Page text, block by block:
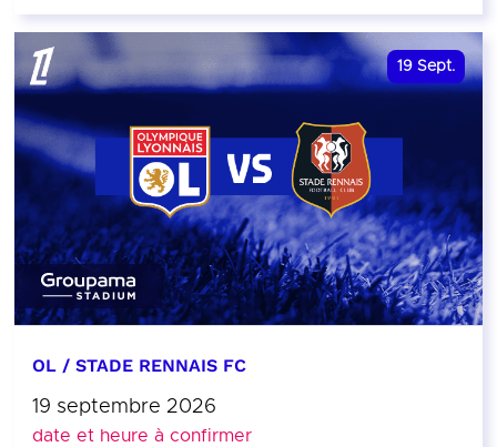
19 Sept.
OL / STADE RENNAIS FC
19 septembre 2026
date et heure à confirmer